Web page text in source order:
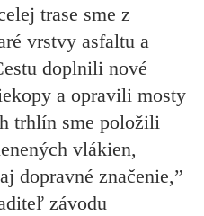
trase sme z
vrstvy asfaltu a
doplnili nové
a opravili mosty
trhlín sme položili
vlákien,
dopravné značenie,”
závodu